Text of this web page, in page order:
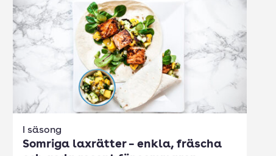
I säsong
Somriga laxrätter – enkla, fräscha